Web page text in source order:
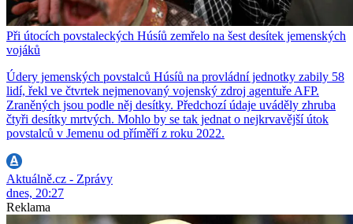
Při útocích povstaleckých Húsíů zemřelo na šest desítek jemenských
vojáků
Údery jemenských povstalců Húsíů na provládní jednotky zabily 58
lidí, řekl ve čtvrtek nejmenovaný vojenský zdroj agentuře AFP.
Zraněných jsou podle něj desítky. Předchozí údaje uváděly zhruba
čtyři desítky mrtvých. Mohlo by se tak jednat o nejkrvavější útok
povstalců v Jemenu od příměří z roku 2022.
Aktuálně.cz - Zprávy
dnes, 20:27
Reklama